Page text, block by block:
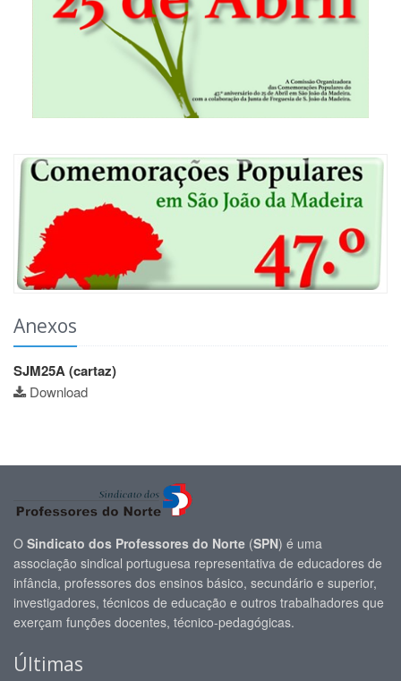
Anexos
SJM25A (cartaz)
Download
O Sindicato dos Professores do Norte (SPN) é uma
associação sindical portuguesa representativa de educadores de
infância, professores dos ensinos básico, secundário e superior,
investigadores, técnicos de educação e outros trabalhadores que
exerçam funções docentes, técnico-pedagógicas.
Últimas